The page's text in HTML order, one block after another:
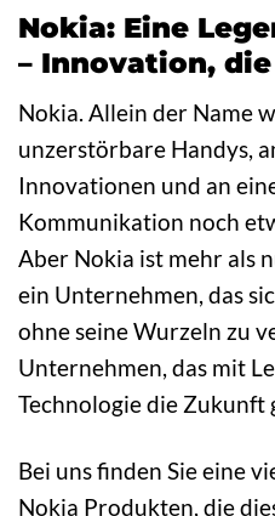
Nokia: Eine
– Innovation,
Nokia. Allein der Name
unzerstörbare Handys,
Innovationen und an
Kommunikation noch
Aber Nokia ist mehr als
ein Unternehmen, das
ohne seine Wurzeln zu
Unternehmen, das mit
Technologie die Zukunft
Bei uns finden Sie eine
Nokia Produkten, die